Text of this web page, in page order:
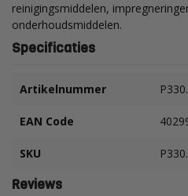
reinigingsmiddelen,
onderhoudsmiddelen.
Specificaties
Artikelnummer
EAN Code
SKU
Reviews